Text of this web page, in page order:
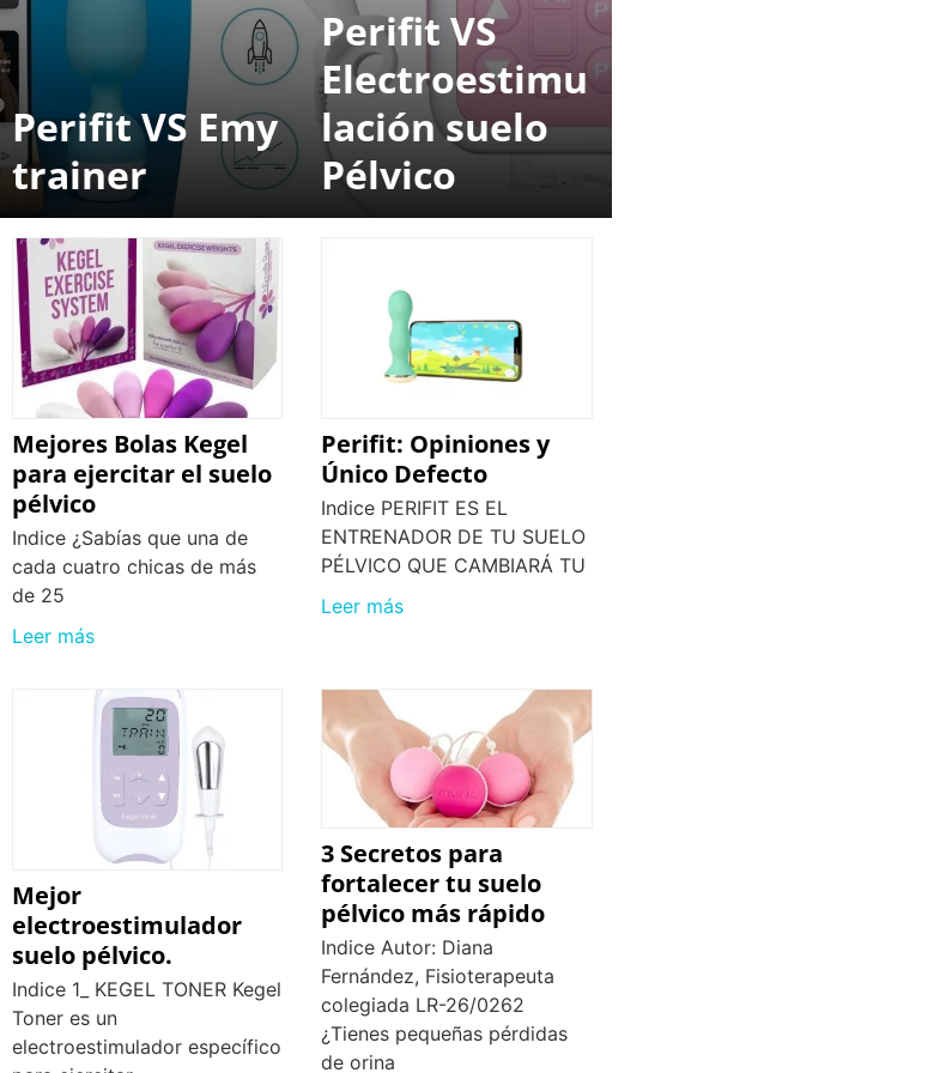
Perifit VS Emy
trainer
Perifit VS
Electroestimu
lación suelo
Pélvico
Mejores Bolas Kegel
para ejercitar el suelo
pélvico
Indice ¿Sabías que una de
cada cuatro chicas de más
de 25
Leer más
Perifit: Opiniones y
Único Defecto
Indice PERIFIT ES EL
ENTRENADOR DE TU SUELO
PÉLVICO QUE CAMBIARÁ TU
Leer más
Mejor
electroestimulador
suelo pélvico.
Indice 1_ KEGEL TONER Kegel
Toner es un
electroestimulador específico
3 Secretos para
fortalecer tu suelo
pélvico más rápido
Indice Autor: Diana
Fernández, Fisioterapeuta
colegiada LR-26/0262
¿Tienes pequeñas pérdidas
de orina